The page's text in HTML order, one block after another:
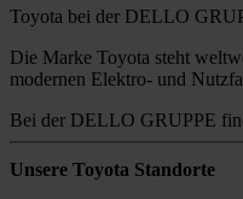
Toyota bei der DELLO
Die Marke Toyota steht
modernen Elektro- und
Bei der DELLO GRUPPE
Unsere Toyota Standorte